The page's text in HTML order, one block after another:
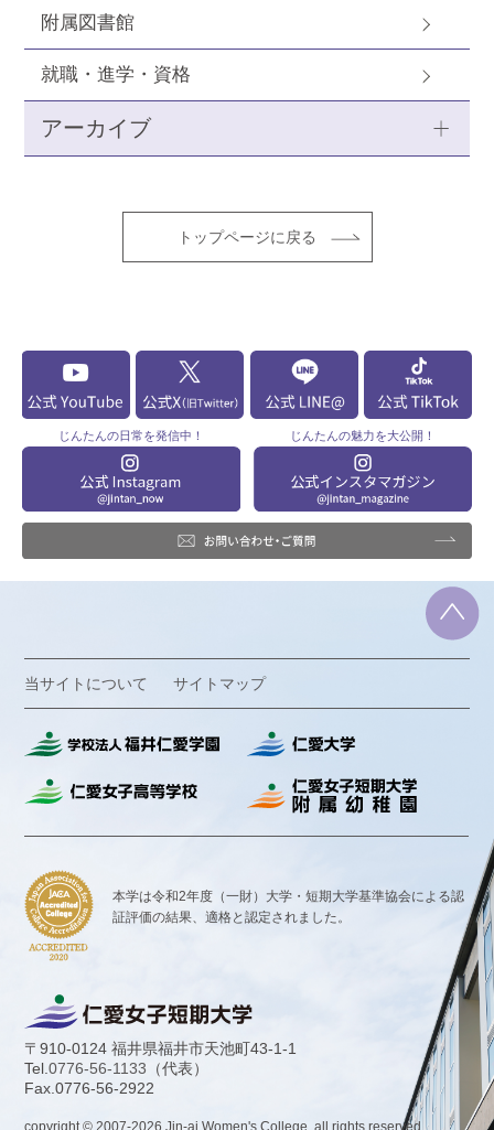
附属図書館
就職・進学・資格
アーカイブ
トップページに戻る
じんたんの日常を発信中！ じんたんの魅力を大公開！
当サイトについて サイトマップ
本学は令和2年度（一財）大学・短期大学基準協会による認
証評価の結果、適格と認定されました。
〒910-0124 福井県福井市天池町43-1-1
Tel.0776-56-1133 （代表）
Fax.0776-56-2922
copyright © 2007-2026 Jin-ai Women's College. all rights reserved.